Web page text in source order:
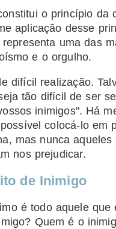
o princípio da
aplicação desse
uma das
e o orgulho.
difícil realização.
tão difícil de ser
inimigos". Há
colocá-lo em
mas nunca
nos prejudicar.
de Inimigo
é todo aquele que
Quem é o